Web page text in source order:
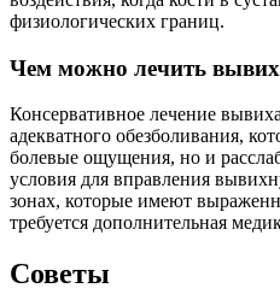
физиологических границ.
Чем можно лечить
Консервативное лечение
адекватного обезболивания,
болевые ощущения, но и
условия для вправления
зонах, которые имеют
требуется дополнительная
Советы